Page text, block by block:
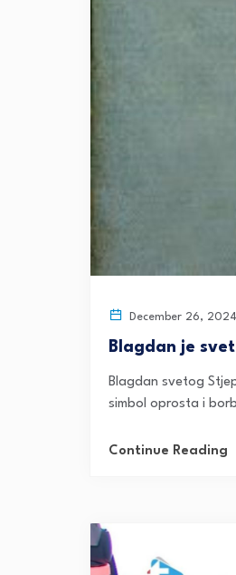
December 26, 2024
Blagdan je
Blagdan svetog
simbol oprosta i
Continue Reading